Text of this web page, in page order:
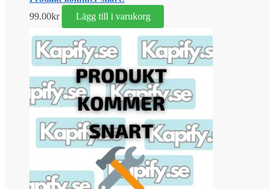
99.00kr Lägg till i varukorg